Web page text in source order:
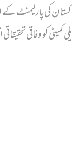
کی پارلیمنٹ کے
کمیٹی کو وفاقی